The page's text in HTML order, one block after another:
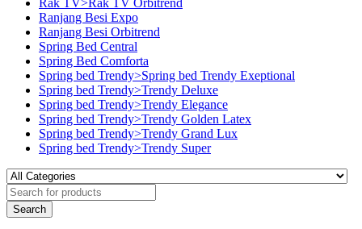
Rak TV>Rak TV Orbitrend
Ranjang Besi Expo
Ranjang Besi Orbitrend
Spring Bed Central
Spring Bed Comforta
Spring bed Trendy>Spring bed Trendy Exeptional
Spring bed Trendy>Trendy Deluxe
Spring bed Trendy>Trendy Elegance
Spring bed Trendy>Trendy Golden Latex
Spring bed Trendy>Trendy Grand Lux
Spring bed Trendy>Trendy Super